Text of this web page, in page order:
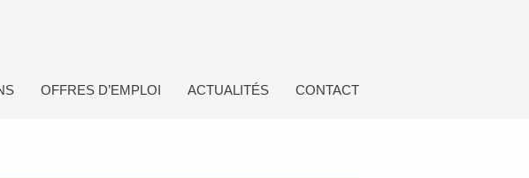
OFFRES D’EMPLOI ACTUALITÉS CONTACT